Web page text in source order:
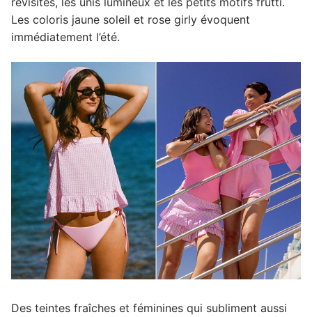
Les coloris jaune soleil et rose girly évoquent
immédiatement l’été.
Des teintes fraîches et féminines qui subliment aussi